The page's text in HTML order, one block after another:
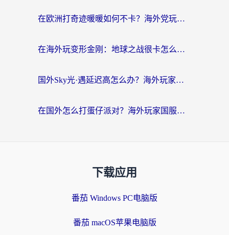
在欧洲打奇迹暖暖如何不卡？海外党玩国服游戏的终极加速攻略
在海外玩变形金刚：地球之战很卡怎么办？老玩家亲测的加速器指南，解决卡顿烦恼
国外Sky光·遇延迟高怎么办？海外玩家国服游戏加速终极指南（附实测技巧）
在国外怎么打蛋仔派对？海外玩家国服游戏加速避坑指南（附实测推荐）
下载应用
番茄 Windows PC电脑版
番茄 macOS苹果电脑版